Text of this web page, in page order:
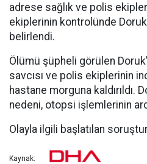
adrese sağlık ve polis
ekiplerinin kontrolünde
belirlendi.
Ölümü şüpheli görülen
savcısı ve polis ekiplerinin
hastane morguna kaldırıldı.
nedeni, otopsi işlemlerinin
Olayla ilgili başlatılan
Kaynak: